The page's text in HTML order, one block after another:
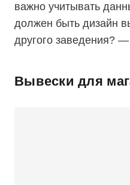
важно учитывать
должен быть дизайн
другого заведения?
Вывески для